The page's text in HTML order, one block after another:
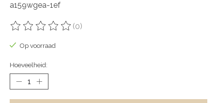
a159wgea-1ef
De beoordeling van dit product is
(0)
Op voorraad
Hoeveelheid: